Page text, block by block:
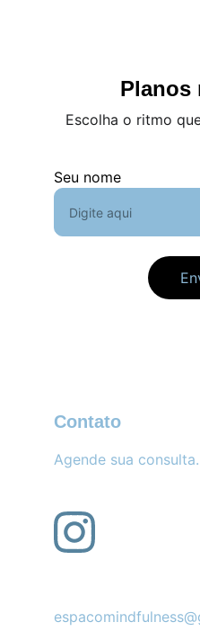
Planos
Seu nome
Escolha o ritmo
Contato
Agende sua consulta.